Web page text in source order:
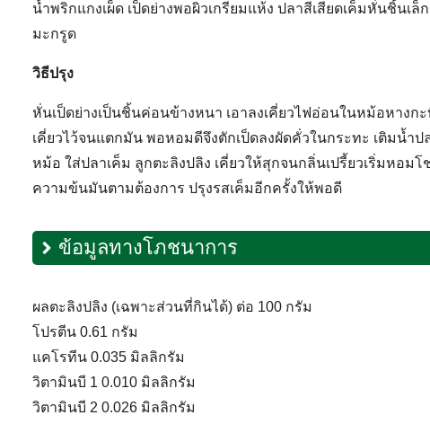
น้ำพริกแกงเผ็ด เป็ดย่างพอผิวเกรียมแห้ง ปลาสีเสียดเค็มหั่นชิ้นเ
มะกรูด
วิธีปรุง
หั่นเป็ดย่างเป็นชิ้นค่อนข้างหนา เอาลงเคี่ยวไฟอ่อนในหม้อหาง
เคี่ยวไว้จนแตกมัน พอหอมดีจึงตักเป็ดลงผัดคั่วในกระทะ เติมน้ำป
หม้อ ใส่ปลาเค็ม ลูกตะลิงปลิง เคี่ยวให้สุกจนกลิ่นเปรี้ยวเริ่มหอม
ความข้นมันตามต้องการ ปรุงรสเค็มอีกครั้งให้พอดี
ข้อมูลทางโภชนาการ
ผลตะลิงปลิง (เฉพาะส่วนที่กินได้) ต่อ 100 กรัม
โปรตีน 0.61 กรัม
แคโรทีน 0.035 มิลลิกรัม
วิตามินบี 1 0.010 มิลลิกรัม
วิตามินบี 2 0.026 มิลลิกรัม